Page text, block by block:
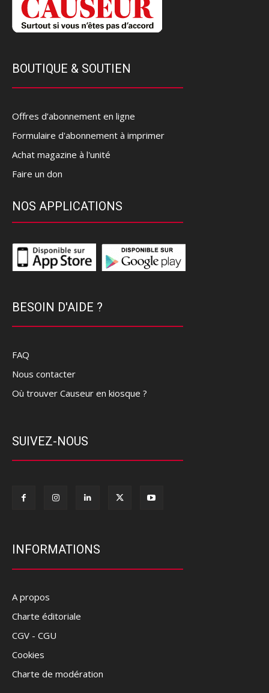
BOUTIQUE & SOUTIEN
Offres d’abonnement en ligne
Formulaire d'abonnement à imprimer
Achat magazine à l'unité
Faire un don
NOS APPLICATIONS
BESOIN D'AIDE ?
FAQ
Nous contacter
Où trouver Causeur en kiosque ?
SUIVEZ-NOUS
INFORMATIONS
A propos
Charte éditoriale
CGV - CGU
Cookies
Charte de modération